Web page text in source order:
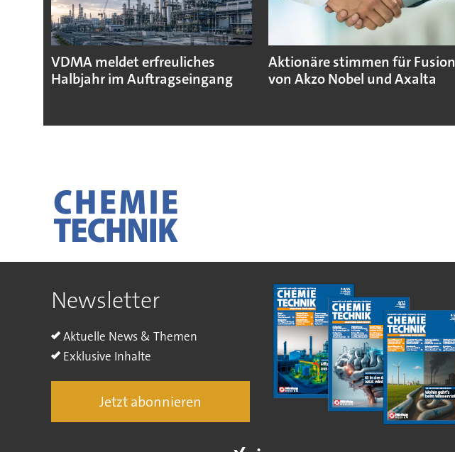
VDMA meldet erfreuliches
Halbjahr im Auftragseingang
Aktionäre stimmen für Fusion
von Akzo Nobel und Axalta
Newsletter
Aktuelle News & Themen
Exklusive Inhalte
Jetzt abonnieren